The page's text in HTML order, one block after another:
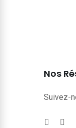
Nos
Suivez-